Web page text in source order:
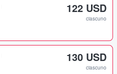
122 USD
ciascuno
130 USD
ciascuno